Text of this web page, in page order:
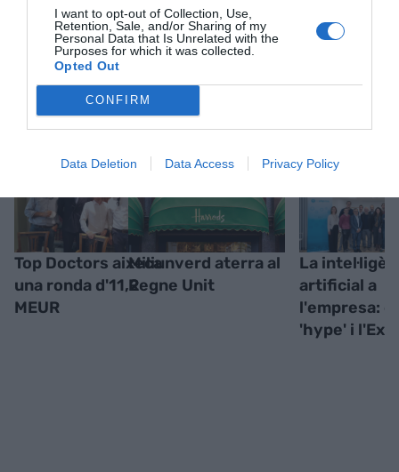
I want to opt-out of Collection, Use,
Retention, Sale, and/or Sharing of my
Personal Data that Is Unrelated with the
Purposes for which it was collected.
Opted Out
CONFIRM
Data Deletion Data Access Privacy Policy
RELACIONADES
Top Doctors aixeca
una ronda d'11,2
MEUR
Miliunverd aterra al
Regne Unit
La
artificial a
l'empresa:
'hype' i